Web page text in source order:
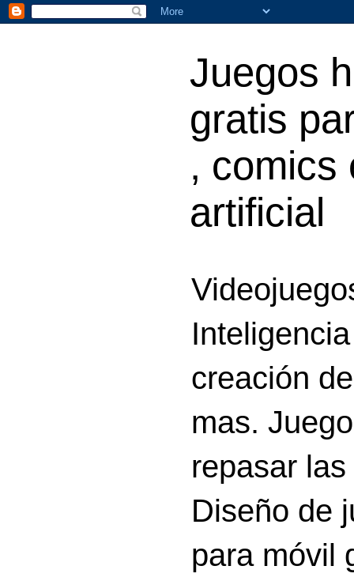
Juegos
gratis
, comics
artificial
creación
mas.
repasar
Diseño de
para móvil